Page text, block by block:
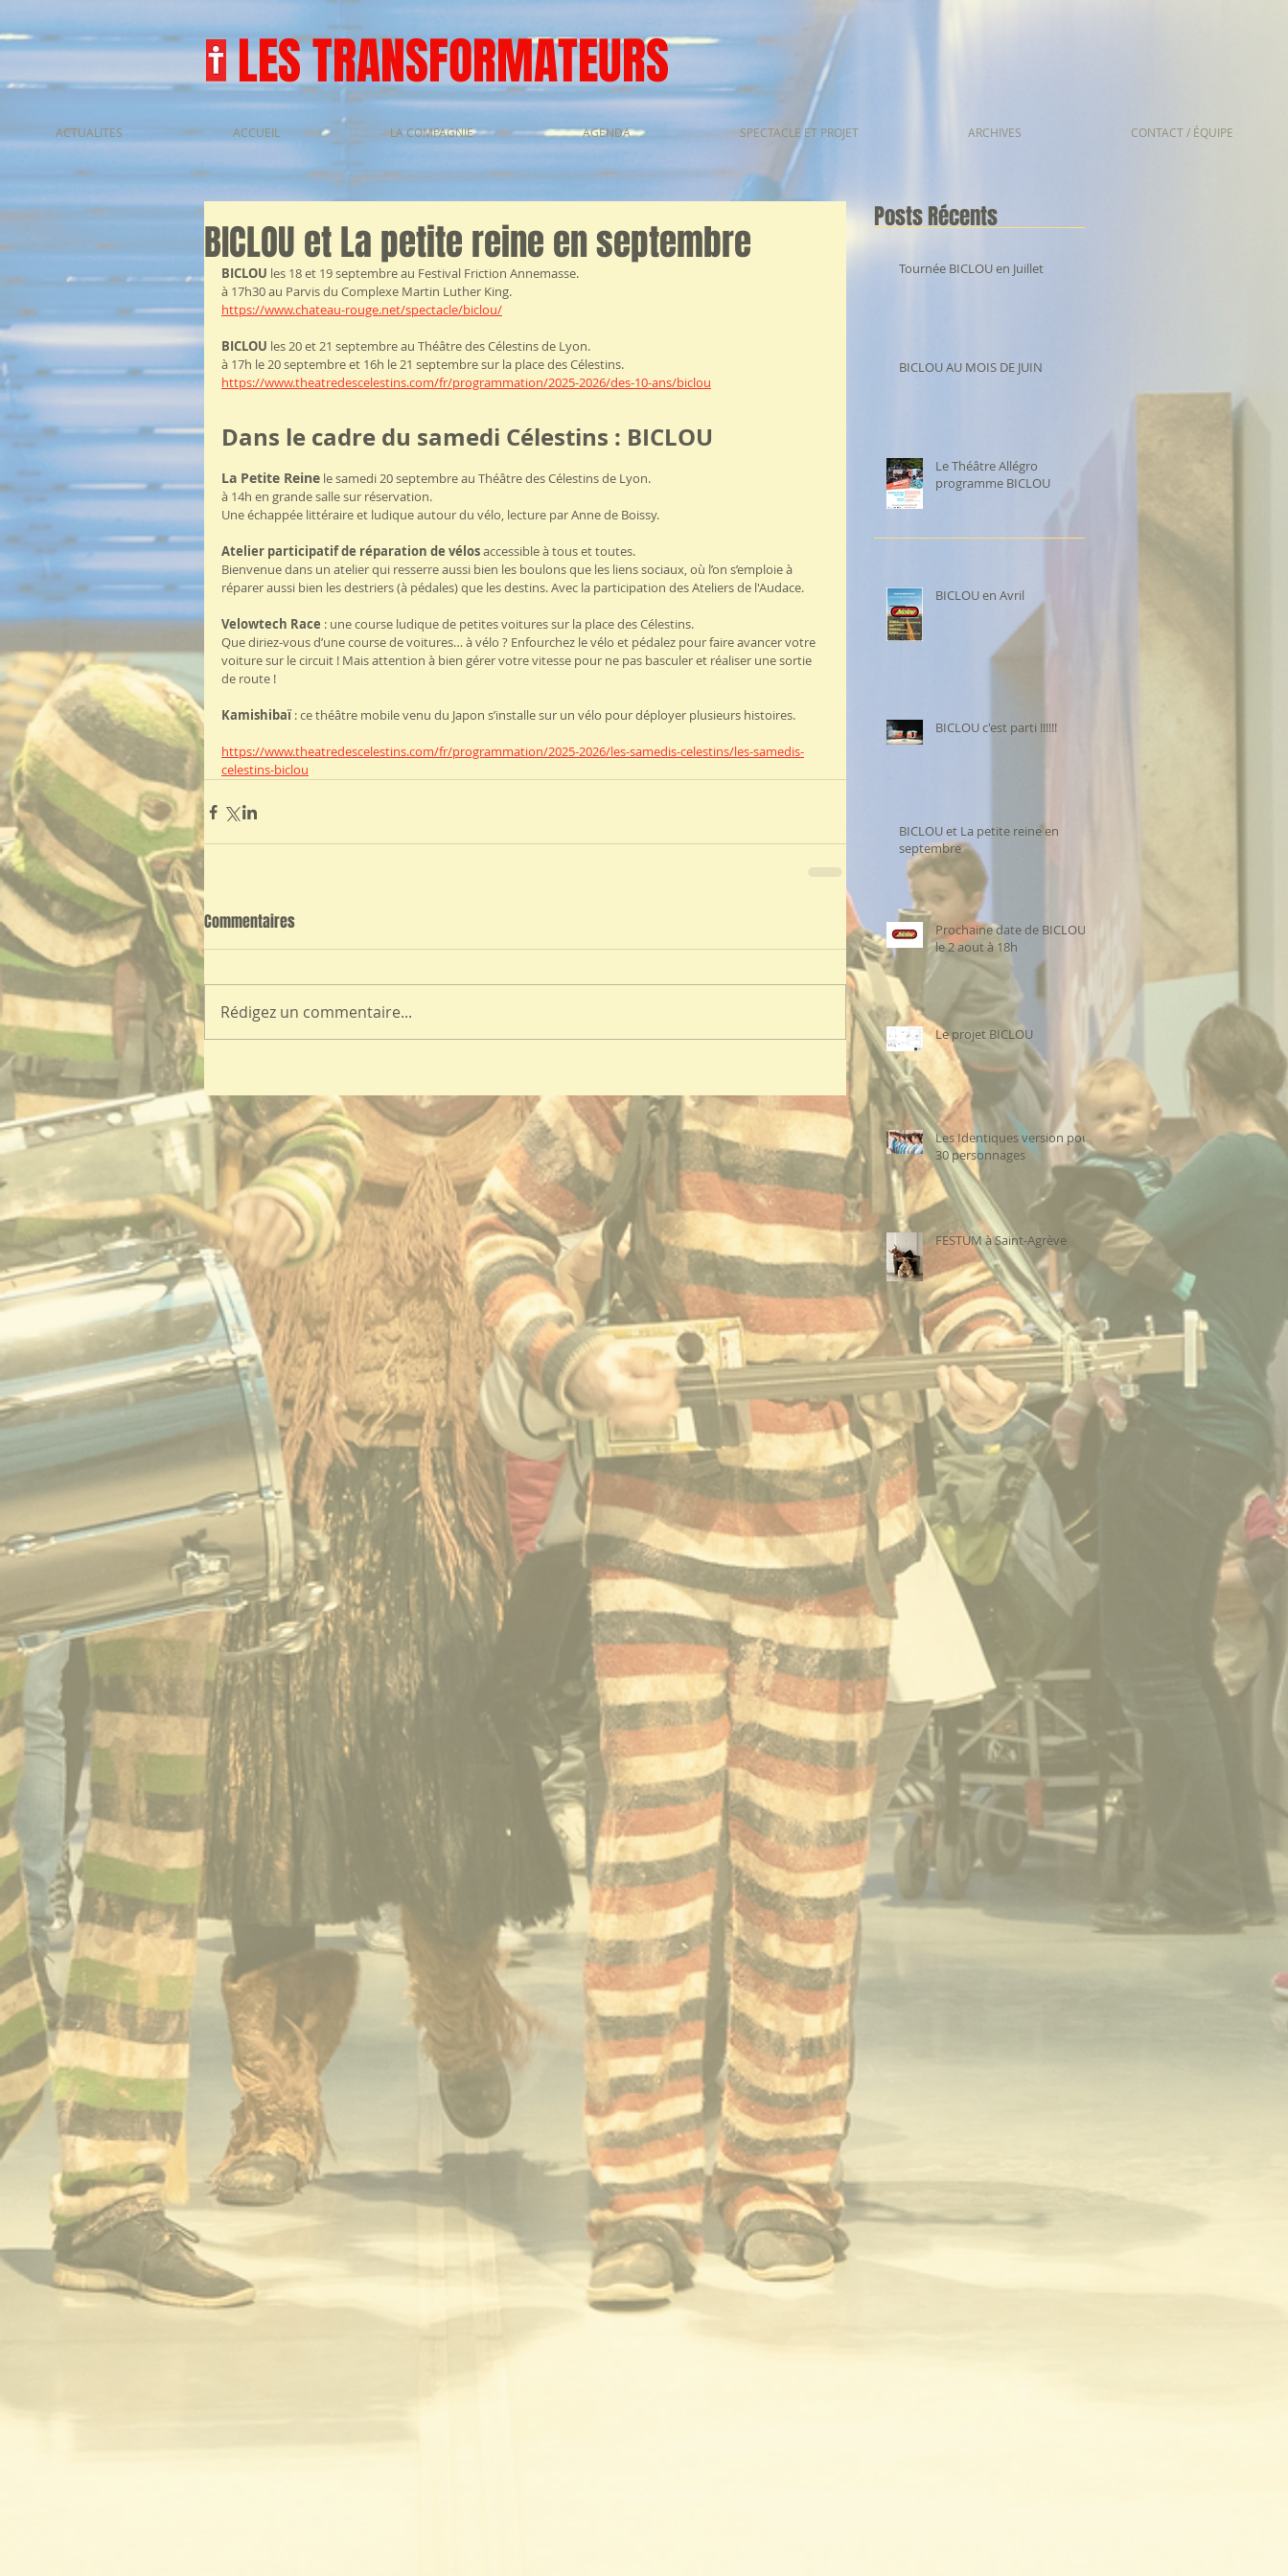
LES TRANSFORMATEURS
ACTUALITES ACCUEIL LA COMPAGNIE AGENDA SPECTACLE ET PROJET ARCHIVES CONTACT / ÉQUIPE
BICLOU et La petite reine en septembre
BICLOU les 18 et 19 septembre au Festival Friction Annemasse.
à 17h30 au Parvis du Complexe Martin Luther King.
https://www.chateau-rouge.net/spectacle/biclou/
BICLOU les 20 et 21 septembre au Théâtre des Célestins de Lyon.
à 17h le 20 septembre et 16h le 21 septembre sur la place des Célestins.
https://www.theatredescelestins.com/fr/programmation/2025-2026/des-10-ans/biclou
Dans le cadre du samedi Célestins : BICLOU
La Petite Reine le samedi 20 septembre au Théâtre des Célestins de Lyon.
à 14h en grande salle sur réservation.
Une échappée littéraire et ludique autour du vélo, lecture par Anne de Boissy.
Atelier participatif de réparation de vélos accessible à tous et toutes.
Bienvenue dans un atelier qui resserre aussi bien les boulons que les liens sociaux, où l’on s’emploie à
réparer aussi bien les destriers (à pédales) que les destins. Avec la participation des Ateliers de l'Audace.
Velowtech Race : une course ludique de petites voitures sur la place des Célestins.
Que diriez-vous d’une course de voitures… à vélo ? Enfourchez le vélo et pédalez pour faire avancer votre
voiture sur le circuit ! Mais attention à bien gérer votre vitesse pour ne pas basculer et réaliser une sortie
de route !
Kamishibaï : ce théâtre mobile venu du Japon s’installe sur un vélo pour déployer plusieurs histoires.
https://www.theatredescelestins.com/fr/programmation/2025-2026/les-samedis-celestins/les-samedis-
celestins-biclou
Commentaires
Rédigez un commentaire...
Posts Récents
Tournée BICLOU en Juillet
BICLOU AU MOIS DE JUIN
Le Théâtre Allégro
programme BICLOU
BICLOU en Avril
BICLOU c'est parti !!!!!!
BICLOU et La petite reine en
septembre
Prochaine date de BICLOU
le 2 aout à 18h
Le projet BICLOU
Les Identiques version pour
30 personnages
FESTUM à Saint-Agrève